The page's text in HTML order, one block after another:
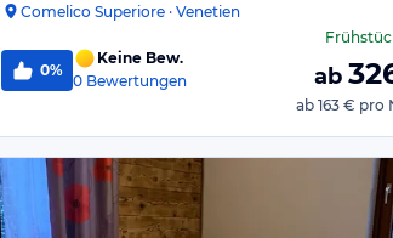
Comelico Superiore · Venetien
0%
Keine Bew.
0 Bewertungen ab
ab 163 € pro